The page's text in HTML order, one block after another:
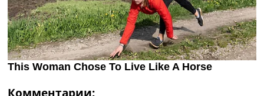
Комментарии: